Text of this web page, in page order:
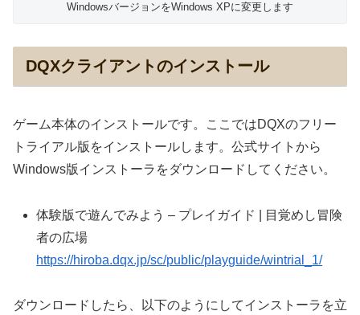
WindowsバージョンをWindows XPに変更します
DQXクライアントのインストール
ゲーム本体のインストールです。ここではDQXのフリー
トライアル版をインストールします。公式サイトから
Windows版インストーラをダウンロードしてください。
体験版で遊んでみよう – プレイガイド | 目覚めし冒険
者の広場
https://hiroba.dqx.jp/sc/public/playguide/wintrial_1/
ダウンロードしたら、以下のようにしてインストーラを立